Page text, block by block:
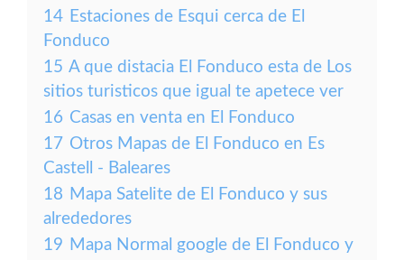
14 Estaciones de Esqui cerca de El
Fonduco
15 A que distacia El Fonduco esta de Los
sitios turisticos que igual te apetece ver
16 Casas en venta en El Fonduco
17 Otros Mapas de El Fonduco en Es
Castell - Baleares
18 Mapa Satelite de El Fonduco y sus
alrededores
19 Mapa Normal google de El Fonduco y